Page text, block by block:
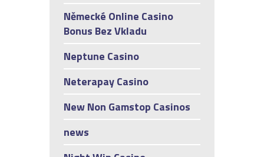
Německé Online Casino
Bonus Bez Vkladu
Neptune Casino
Neterapay Casino
New Non Gamstop Casinos
news